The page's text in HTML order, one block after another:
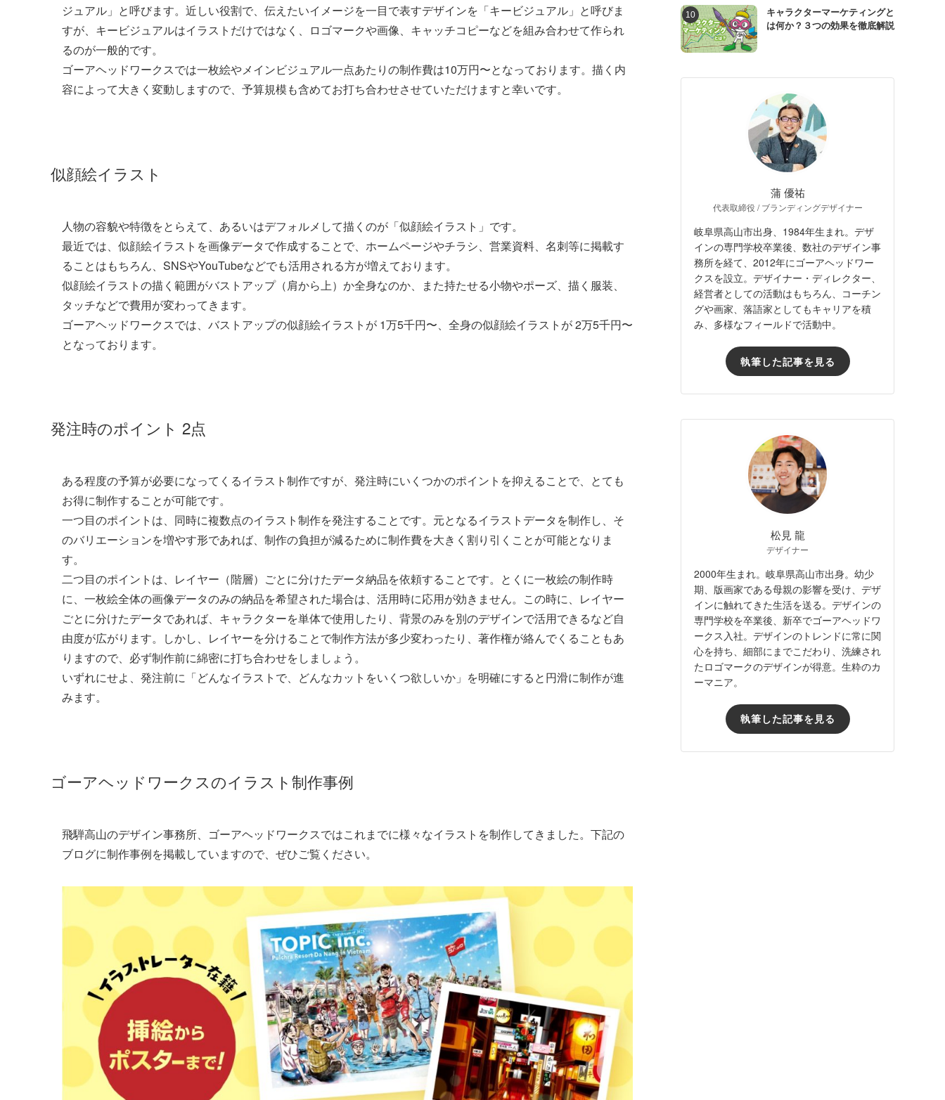
ジュアル」と呼びます。近しい役割で、伝えたいイメージを一目で表すデザインを「キービジュアル」と呼びま
すが、キービジュアルはイラストだけではなく、
ロゴマークや画像、キャッチコピーなどを組み合わせて作られ
るのが一般的です。
ゴーアヘッドワークスでは一枚絵やメインビジュアル一点あたりの制作費は10万円〜となっております。描く内
容によって大きく変動しますので、予算規模も含めてお打ち合わせさせていただけますと幸いです。
似顔絵イラスト
人物の容貌や特徴をとらえて、あるいはデフォルメして描くのが「似顔絵イラスト」です。
最近では、似顔絵イラストを画像データで作成することで、ホームページやチラシ、営業資料、名刺等に掲載す
ることはもちろん、SNSやYouTubeなどでも活用される方が増えております。
似顔絵イラストの描く範囲がバストアップ（肩から上）か全身なのか、また持たせる小物やポーズ、描く服装、
タッチなどで費用が変わってきます。
ゴーアヘッドワークスでは、バストアップの似顔絵イラストが 1万5千円〜、全身の似顔絵イラストが 2万5千円〜
となっております。
発注時のポイント 2点
ある程度の予算が必要になってくるイラスト制作ですが、発注時にいくつかのポイントを抑えることで、とても
お得に制作することが可能です。
一つ目のポイントは、同時に複数点のイラスト制作を発注することです。元となるイラストデータを制作し、そ
のバリエーションを増やす形であれば、制作の負担が減るために制作費を大きく割り引くことが可能となりま
す。
二つ目のポイントは、レイヤー（階層）ごとに分けたデータ納品を依頼することです。とくに一枚絵の制作時
に、一枚絵全体の画像データのみの納品を希望された場合は、活用時に応用が効きません。この時に、レイヤー
ごとに分けたデータであれば、キャラクターを単体で使用したり、背景のみを別のデザインで活用できるなど自
由度が広がります。しかし、レイヤーを分けることで制作方法が多少変わったり、著作権が絡んでくることもあ
りますので、必ず制作前に綿密に打ち合わせをしましょう。
いずれにせよ、発注前に「どんなイラストで、どんなカットをいくつ欲しいか」を明確にすると円滑に制作が進
みます。
ゴーアヘッドワークスのイラスト制作事例
飛騨高山のデザイン事務所、ゴーアヘッドワークスではこれまでに様々なイラストを制作してきました。下記の
ブログに制作事例を掲載していますので、ぜひご覧ください。
キャラクターマーケティングと
は何か？３つの効果を徹底解説
蒲 優祐
代表取締役 / ブランディングデザイナー
岐阜県高山市出身、1984年生まれ。デザ
インの専門学校卒業後、数社のデザイン事
務所を経て、2012年にゴーアヘッドワー
クスを設立。デザイナー・ディレクター、
経営者としての活動はもちろん、コーチン
グや画家、落語家としてもキャリアを積
み、多様なフィールドで活動中。
執筆した記事を見る
松見 龍
デザイナー
2000年生まれ。岐阜県高山市出身。幼少
期、版画家である母親の影響を受け、デザ
インに触れてきた生活を送る。デザインの
専門学校を卒業後、新卒でゴーアヘッドワ
ークス入社。デザインのトレンドに常に関
心を持ち、細部にまでこだわり、洗練され
たロゴマークのデザインが得意。生粋のカ
ーマニア。
執筆した記事を見る